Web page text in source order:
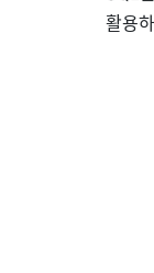
활용